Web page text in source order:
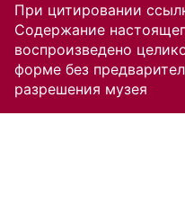
При цитировании
Содержание
воспроизведено
форме без
разрешения музея